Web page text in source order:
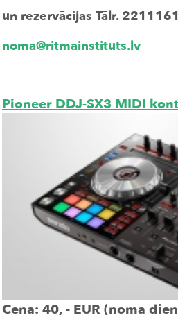
un rezervācijas Tālr.
noma@ritmainstituts.lv
Pioneer DDJ-SX3 MIDI
Cena: 40, - EUR (noma